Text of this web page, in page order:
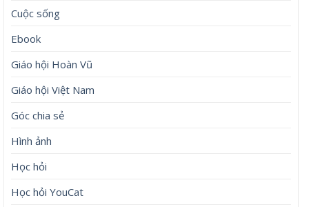
Cuộc sống
Ebook
Giáo hội Hoàn Vũ
Giáo hội Việt Nam
Góc chia sẻ
Hình ảnh
Học hỏi
Học hỏi YouCat